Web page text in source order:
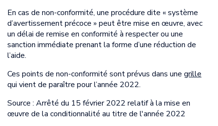
En cas de non-conformité, une procédure dite « système
d’avertissement précoce » peut être mise en œuvre, avec
un délai de remise en conformité à respecter ou une
sanction immédiate prenant la forme d’une réduction de
l’aide.
Ces points de non-conformité sont prévus dans une grille
qui vient de paraître pour l’année 2022.
Source : Arrêté du 15 février 2022 relatif à la mise en
œuvre de la conditionnalité au titre de l'année 2022